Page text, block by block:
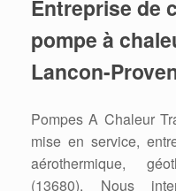
Entreprise de
pompe à
Lancon-
Pompes A Chaleur
mise en service,
aérothermique,
(13680). Nous